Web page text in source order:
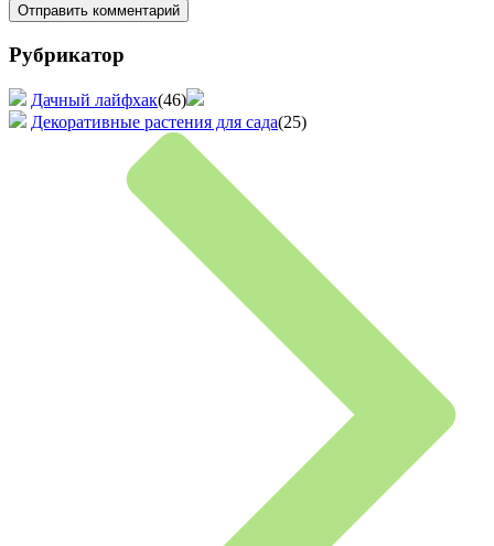
Рубрикатор
Дачный лайфхак(46)
Декоративные растения для сада(25)